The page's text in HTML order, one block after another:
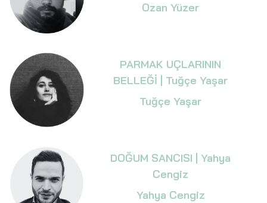
Ozan Yüzer
PARMAK UÇLARININ
BELLEĞİ | Tuğçe Yaşar
Tuğçe Yaşar
DOĞUM SANCISI | Yahya
Cengiz
Yahya Cengiz